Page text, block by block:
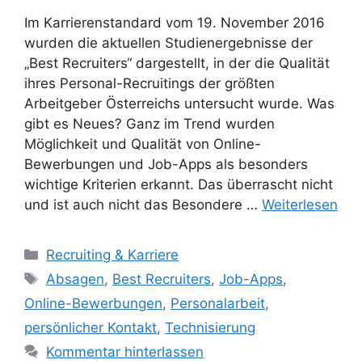
Im Karrierenstandard vom 19. November 2016
wurden die aktuellen Studienergebnisse der
„Best Recruiters“ dargestellt, in der die Qualität
ihres Personal-Recruitings der größten
Arbeitgeber Österreichs untersucht wurde. Was
gibt es Neues? Ganz im Trend wurden
Möglichkeit und Qualität von Online-
Bewerbungen und Job-Apps als besonders
wichtige Kriterien erkannt. Das überrascht nicht
und ist auch nicht das Besondere … Weiterlesen
Kategorien
Recruiting & Karriere
Schlagwörter
Absagen, Best Recruiters,Job-Apps,
Online-Bewerbungen, Personalarbeit,
persönlicher Kontakt, Technisierung
Kommentar hinterlassen